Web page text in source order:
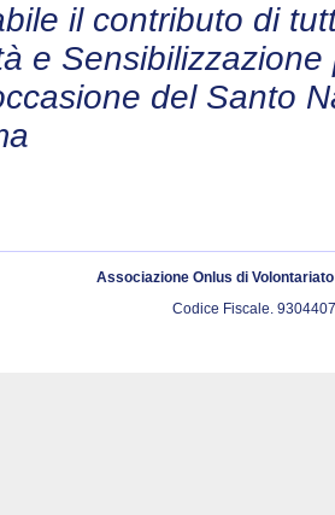
il contributo di
e
del Santo
Associazione Onlus di
Codice Fiscale.